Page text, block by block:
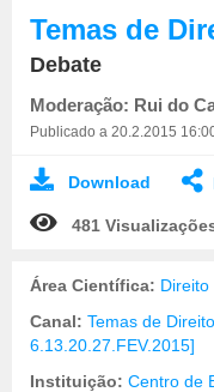
Debate
Publicado a 20.2.2015
Download
481
Área Científica: Direito
Canal: Temas de
6.13.20.27.FEV.2015]
Instituição: Centro de